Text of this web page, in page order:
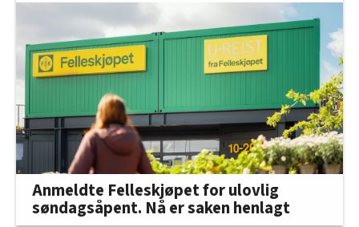
Anmeldte Felleskjøpet for ulovlig
søndagsåpent. Nå er saken henlagt